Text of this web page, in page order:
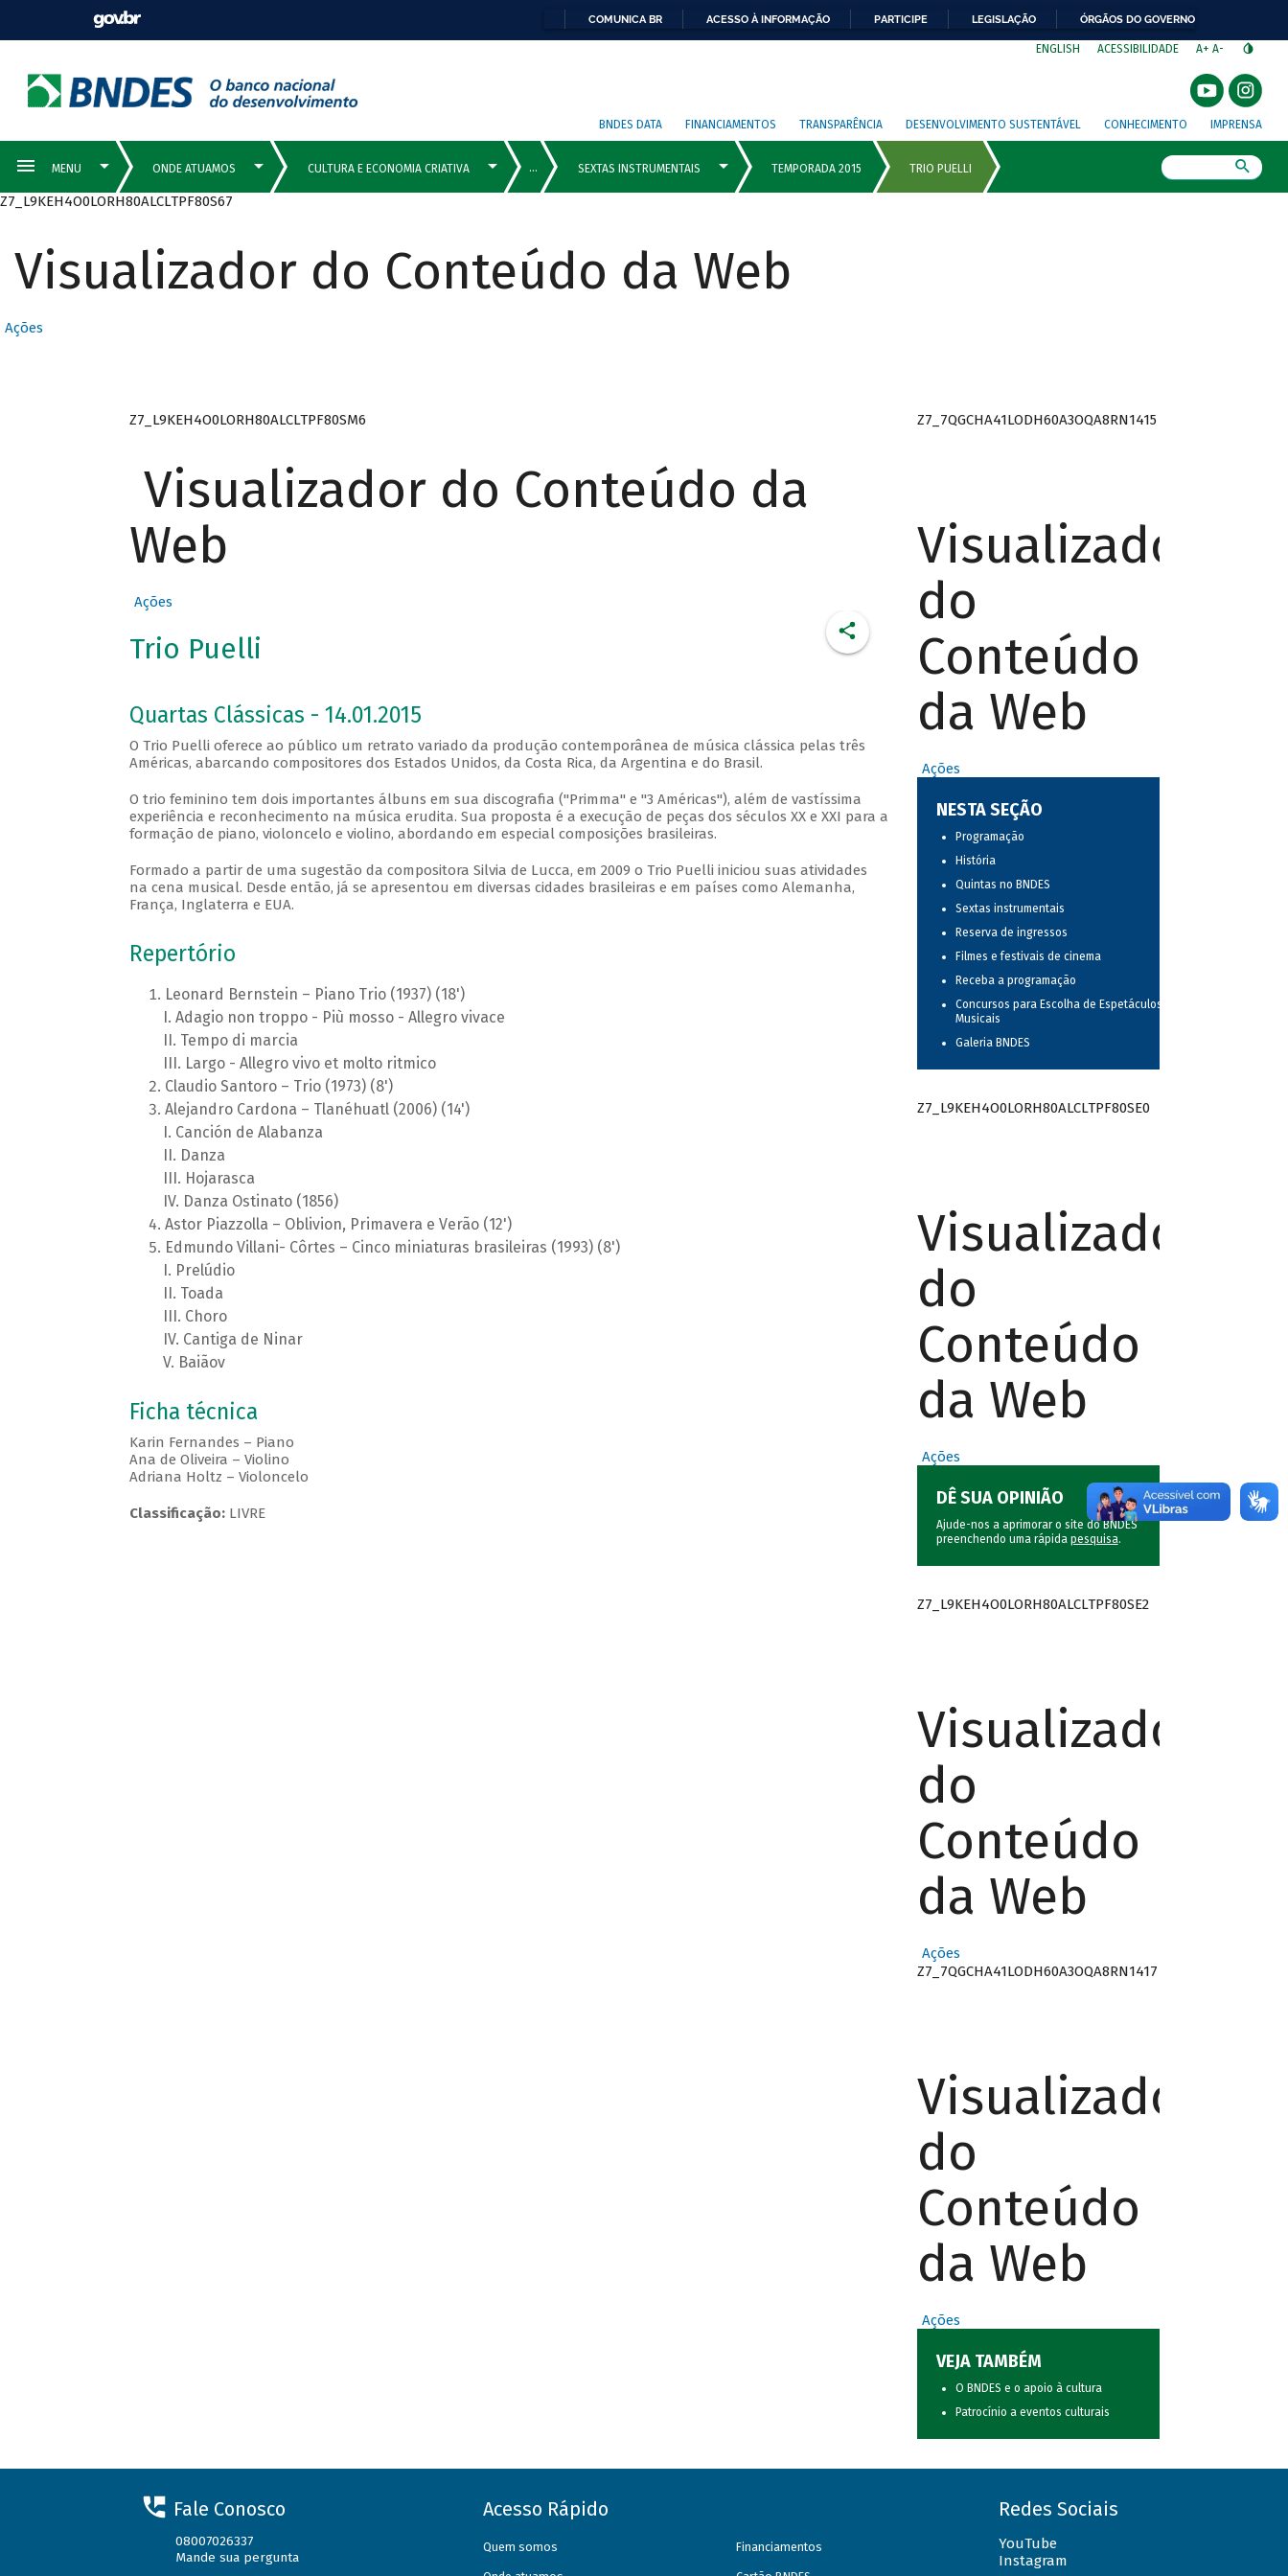
COMUNICA BR ACESSO À INFORMAÇÃO PARTICIPE LEGISLAÇÃO ÓRGÃOS DO GOVERNO
ENGLISH ACESSIBILIDADE A+ A-
BNDES DATA FINANCIAMENTOS TRANSPARÊNCIA DESENVOLVIMENTO SUSTENTÁVEL CONHECIMENTO IMPRENSA
Z7_L9KEH4O0LORH80ALCLTPF80S67
Visualizador do Conteúdo da Web
Ações
Z7_L9KEH4O0LORH80ALCLTPF80SM6
Visualizador do Conteúdo da
Web
Ações
Trio Puelli
Quartas Clássicas - 14.01.2015
O Trio Puelli oferece ao público um retrato variado da produção contemporânea de música clássica pelas três
Américas, abarcando compositores dos Estados Unidos, da Costa Rica, da Argentina e do Brasil.
O trio feminino tem dois importantes álbuns em sua discografia ("Primma" e "3 Américas"), além de vastíssima
experiência e reconhecimento na música erudita. Sua proposta é a execução de peças dos séculos XX e XXI para a
formação de piano, violoncelo e violino, abordando em especial composições brasileiras.
Formado a partir de uma sugestão da compositora Silvia de Lucca, em 2009 o Trio Puelli iniciou suas atividades
na cena musical. Desde então, já se apresentou em diversas cidades brasileiras e em países como Alemanha,
França, Inglaterra e EUA.
Repertório
Leonard Bernstein – Piano Trio (1937) (18')
Adagio non troppo - Più mosso - Allegro vivace
Tempo di marcia
Largo - Allegro vivo et molto ritmico
Claudio Santoro – Trio (1973) (8')
Alejandro Cardona – Tlanéhuatl (2006) (14')
Canción de Alabanza
Danza
Hojarasca
Danza Ostinato (1856)
Astor Piazzolla – Oblivion, Primavera e Verão (12')
Edmundo Villani- Côrtes – Cinco miniaturas brasileiras (1993) (8')
Prelúdio
Toada
Choro
Cantiga de Ninar
Baiãov
Ficha técnica
Karin Fernandes – Piano
Ana de Oliveira – Violino
Adriana Holtz – Violoncelo
Classificação:LIVRE
Z7_7QGCHA41LODH60A3OQA8RN1415
Visualizador
do
Conteúdo
da Web
Ações
NESTA SEÇÃO
Programação
História
Quintas no BNDES
Sextas instrumentais
Reserva de ingressos
Filmes e festivais de cinema
Receba a programação
Concursos para Escolha de Espetáculos
Musicais
Galeria BNDES
Z7_L9KEH4O0LORH80ALCLTPF80SE0
Visualizador
do
Conteúdo
da Web
Ações
DÊ SUA OPINIÃO
Ajude-nos a aprimorar o site do BNDES
preenchendo uma rápida pesquisa.
Z7_L9KEH4O0LORH80ALCLTPF80SE2
Visualizador
do
Conteúdo
da Web
Ações
Z7_7QGCHA41LODH60A3OQA8RN1417
Visualizador
do
Conteúdo
da Web
Ações
VEJA TAMBÉM
O BNDES e o apoio à cultura
Patrocínio a eventos culturais
Fale Conosco
08007026337
Mande sua pergunta
Acesso Rápido
Quem somos Financiamentos
Redes Sociais
YouTube
Instagram